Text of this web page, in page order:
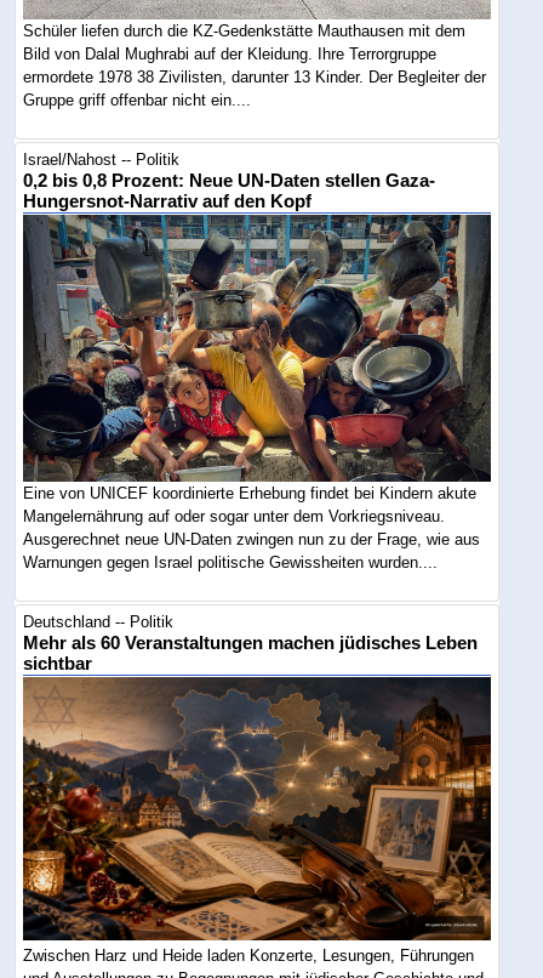
Schüler liefen durch die KZ-Gedenkstätte Mauthausen mit dem
Bild von Dalal Mughrabi auf der Kleidung. Ihre Terrorgruppe
ermordete 1978 38 Zivilisten, darunter 13 Kinder. Der Begleiter der
Gruppe griff offenbar nicht ein....
Israel/Nahost -- Politik
0,2 bis 0,8 Prozent: Neue UN-Daten stellen Gaza-
Hungersnot-Narrativ auf den Kopf
Eine von UNICEF koordinierte Erhebung findet bei Kindern akute
Mangelernährung auf oder sogar unter dem Vorkriegsniveau.
Ausgerechnet neue UN-Daten zwingen nun zu der Frage, wie aus
Warnungen gegen Israel politische Gewissheiten wurden....
Deutschland -- Politik
Mehr als 60 Veranstaltungen machen jüdisches Leben
sichtbar
Zwischen Harz und Heide laden Konzerte, Lesungen, Führungen